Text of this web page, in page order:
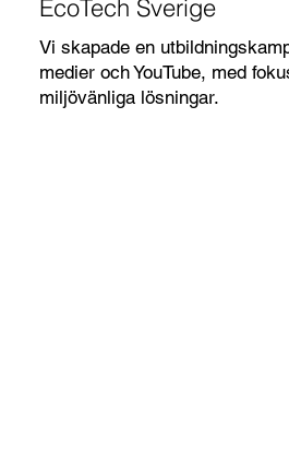
EcoTech Sverige
Vi skapade en
medier och YouTube, med
miljövänliga lösningar.